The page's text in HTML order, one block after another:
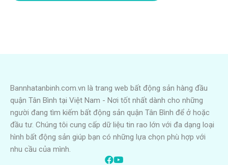
Bannhatanbinh.com.vn là trang web bất động sản hàng đầu
quận Tân Bình tại Việt Nam - Nơi tốt nhất dành cho những
người đang tìm kiếm bất động sản quận Tân Bình để ở hoặc
đầu tư. Chúng tôi cung cấp dữ liệu tin rao lớn với đa dạng loại
hình bất động sản giúp bạn có những lựa chọn phù hợp với
nhu cầu của mình.